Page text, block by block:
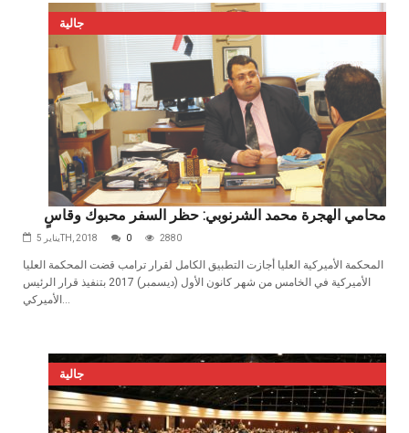
جالية
محامي الهجرة محمد الشرنوبي: حظر السفر محبوك وقاسٍ
يناير 5TH, 2018 0 2880
المحكمة‭ ‬الأميركية‭ ‬العليا‭ ‬أجازت‭ ‬التطبيق‭ ‬الكامل‭ ‬لقرار‭ ‬ترامب قضت المحكمة العليا
الأميركية في الخامس من شهر كانون الأول (ديسمبر) 2017 بتنفيذ قرار الرئيس
الأميركي...
جالية